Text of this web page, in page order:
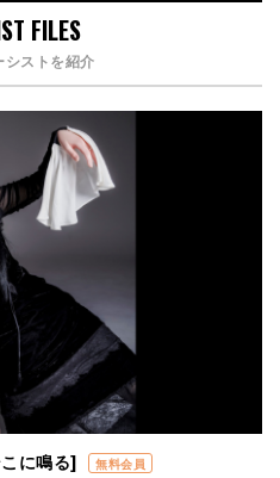
FILES
シストを紹介
に鳴る]
無料会員